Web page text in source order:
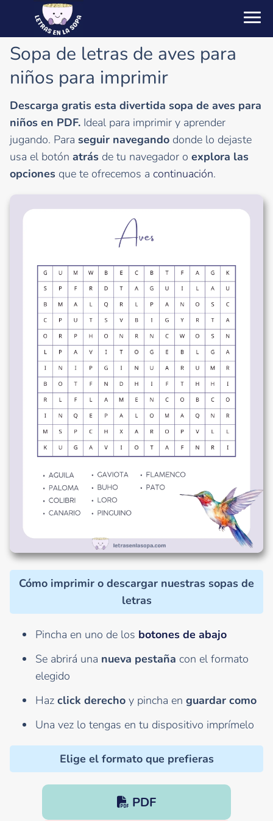
Sopa de letras de aves para
niños para imprimir
Descarga gratis esta divertida sopa de aves para
niños en PDF. Ideal para imprimir y aprender
jugando. Para seguir navegando donde lo dejaste
usa el botón atrás de tu navegador o explora las
opciones que te ofrecemos a continuación.
Cómo imprimir o descargar nuestras sopas de
letras
Pincha en uno de los botones de abajo
Se abrirá una nueva pestaña con el formato
elegido
Haz click derecho y pincha en guardar como
Una vez lo tengas en tu dispositivo imprímelo
Elige el formato que prefieras
PDF